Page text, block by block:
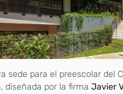
sede para el preescolar del
diseñada por la firmaJavier